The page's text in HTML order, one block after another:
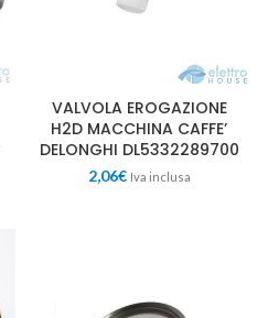
VALVOLA EROGAZIONE
H2D MACCHINA CAFFE’
DELONGHI DL5332289700
2,06€ Iva inclusa